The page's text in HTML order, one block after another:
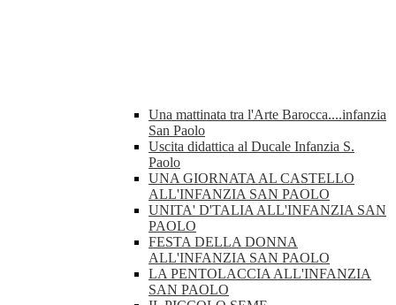
Una mattinata tra l'Arte Barocca....infanzia
San Paolo
Uscita didattica al Ducale Infanzia S.
Paolo
UNA GIORNATA AL CASTELLO
ALL'INFANZIA SAN PAOLO
UNITA' D'TALIA ALL'INFANZIA SAN
PAOLO
FESTA DELLA DONNA
ALL'INFANZIA SAN PAOLO
LA PENTOLACCIA ALL'INFANZIA
SAN PAOLO